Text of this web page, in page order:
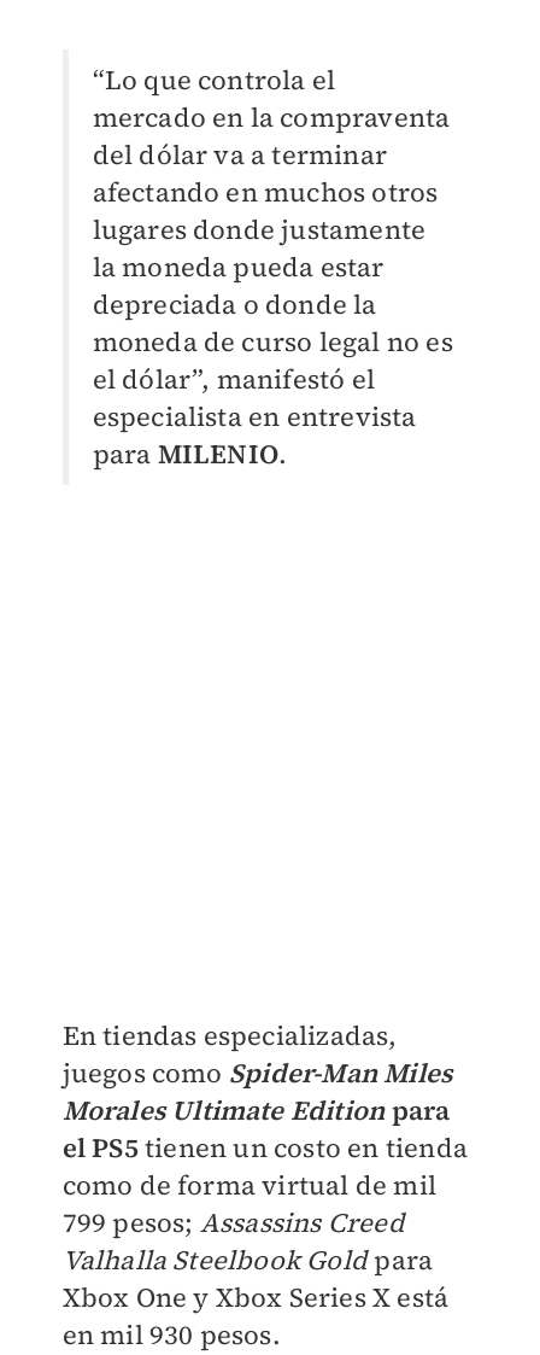
“Lo que controla el
mercado en la compraventa
del dólar va a terminar
afectando en muchos otros
lugares donde justamente
la moneda pueda estar
depreciada o donde la
moneda de curso legal no es
el dólar”, manifestó el
especialista en entrevista
para MILENIO.
En tiendas especializadas,
juegos como Spider-Man Miles
Morales Ultimate Editionpara
el PS5tienen un costo en tienda
como de forma virtual de mil
799 pesos; Assassins Creed
Valhalla Steelbook Goldpara
Xbox One y Xbox Series X está
en mil 930 pesos.